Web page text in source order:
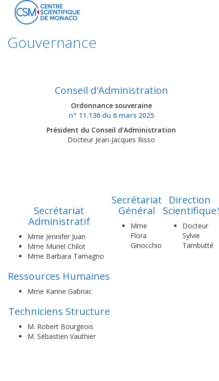
Gouvernance
Conseil d'Administration
Ordonnance souveraine
n° 11.136 du 6 mars 2025
Président du Conseil d'Administration
Docteur Jean-Jacques Risso
Secrétariat
Administratif
Mme Jennifer Juan
Mme Muriel Chilot
Mme Barbara Tamagno
Ressources Humaines
Mme Karine Gabriac
Techniciens Structure
M. Robert Bourgeois
M. Sébastien Vauthier
Secrétariat
Général
Mme
Flora
Ginocchio
Direction
Scientifique
Docteur
Sylvie
Tambutté